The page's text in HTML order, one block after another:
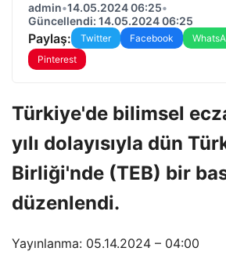
admin•14.05.2024 06:25•
Güncellendi: 14.05.2024 06:25
Paylaş: Twitter Facebook
Pinterest
Türkiye'de bilimsel
yılı dolayısıyla dün
Birliği'nde (TEB) bir
düzenlendi.
Yayınlanma: 05.14.2024 – 04:00